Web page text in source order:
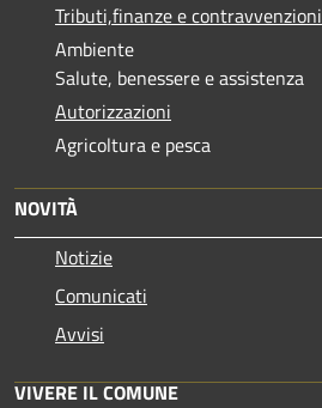
Tributi,finanze e contravvenzioni
Ambiente
Salute, benessere e assistenza
Autorizzazioni
Agricoltura e pesca
NOVITÀ
Notizie
Comunicati
Avvisi
VIVERE IL COMUNE